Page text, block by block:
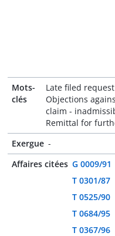
Mots-
clés
Late filed
Objections
claim -
Remittal for
Exergue -
Affaires citées G 0009/91
T 0301/87
T 0525/90
T 0684/95
T 0367/96